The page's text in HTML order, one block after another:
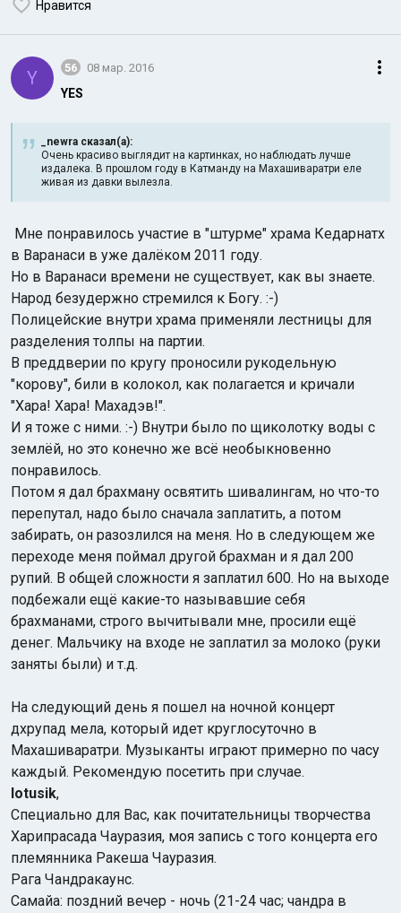
Нравится
Y 56 08 мар. 2016
YES
_newra сказал(а):
Очень красиво выглядит на картинках, но наблюдать лучше
издалека. В прошлом году в Катманду на Махашиваратри еле
живая из давки вылезла.
Мне понравилось участие в "штурме" храма Кедарнатх
в Варанаси в уже далёком 2011 году.
Но в Варанаси времени не существует, как вы знаете.
Народ безудержно стремился к Богу. :-)
Полицейские внутри храма применяли лестницы для
разделения толпы на партии.
В преддверии по кругу проносили рукодельную
"корову", били в колокол, как полагается и кричали
"Хара! Хара! Махадэв!".
И я тоже с ними. :-) Внутри было по щиколотку воды с
землёй, но это конечно же всё необыкновенно
понравилось.
Потом я дал брахману освятить шивалингам, но что-то
перепутал, надо было сначала заплатить, а потом
забирать, он разозлился на меня. Но в следующем же
переходе меня поймал другой брахман и я дал 200
рупий. В общей сложности я заплатил 600. Но на выходе
подбежали ещё какие-то называвшие себя
брахманами, строго вычитывали мне, просили ещё
денег. Мальчику на входе не заплатил за молоко (руки
заняты были) и т.д.
На следующий день я пошел на ночной концерт
дхрупад мела, который идет круглосуточно в
Махашиваратри. Музыканты играют примерно по часу
каждый. Рекомендую посетить при случае.
lotusik,
Специально для Вас, как почитательницы творчества
Харипрасада Чауразия, моя запись с того концерта его
племянника Ракеша Чауразия.
Рага Чандракаунс.
Самайа: поздний вечер - ночь (21-24 час; чандра в